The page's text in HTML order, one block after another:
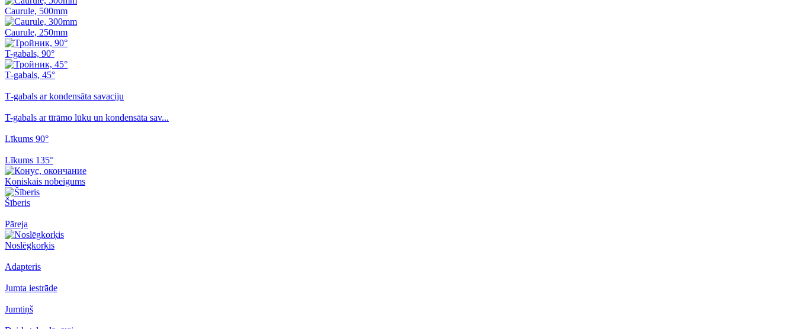
Caurule, 500mm
Caurule, 250mm
T-gabals, 90°
Т-gabals, 45°
Т-gabals ar kondensāta savaciju
T-gabals ar tīrāmo lūku un kondensāta sav...
Līkums 90°
Līkums 135°
Koniskais nobeigums
Šīberis
Pāreja
Noslēgkorķis
Adapteris
Jumta iestrāde
Jumtiņš